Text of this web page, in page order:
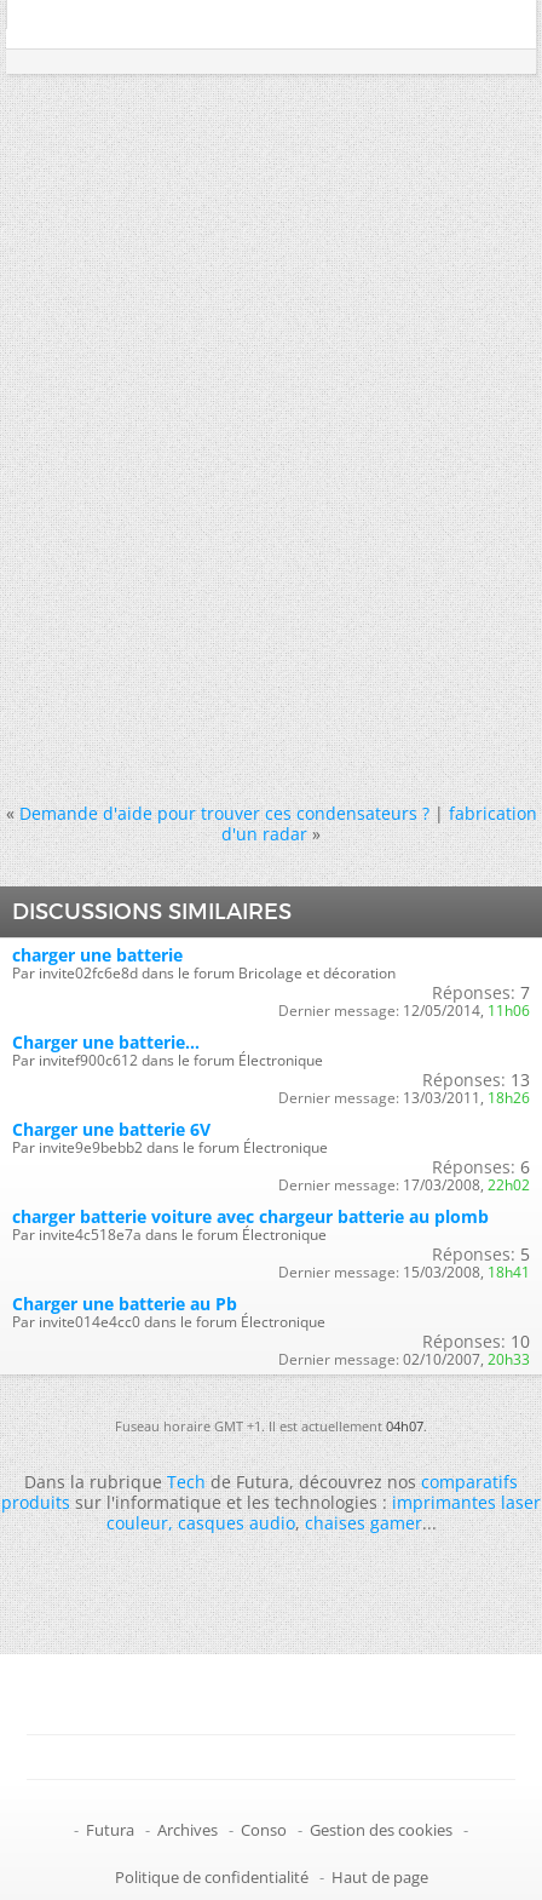
« Demande d'aide pour trouver ces condensateurs ?|fabrication
d'un radar »
DISCUSSIONS SIMILAIRES
charger une batterie
Par invite02fc6e8d dans le forum Bricolage et décoration
Réponses: 7
Dernier message: 12/05/2014, 11h06
Charger une batterie...
Par invitef900c612 dans le forum Électronique
Réponses: 13
Dernier message: 13/03/2011, 18h26
Charger une batterie 6V
Par invite9e9bebb2 dans le forum Électronique
Réponses: 6
Dernier message: 17/03/2008, 22h02
charger batterie voiture avec chargeur batterie au plomb
Par invite4c518e7a dans le forum Électronique
Réponses: 5
Dernier message: 15/03/2008, 18h41
Charger une batterie au Pb
Par invite014e4cc0 dans le forum Électronique
Réponses: 10
Dernier message: 02/10/2007, 20h33
Fuseau horaire GMT +1. Il est actuellement04h07.
Dans la rubriqueTechde Futura, découvrez noscomparatifs
produitssur l'informatique et les technologies :imprimantes laser
couleur,casques audio,chaises gamer...
- Futura - Archives - Conso - Gestion des cookies -
Politique de confidentialité - Haut de page